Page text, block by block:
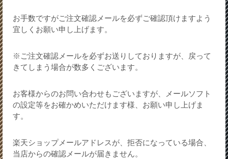
お手数ですがご注文確認メールを必ずご確認頂けますよう
宜しくお願い申し上げます。
※ご注文確認メールを必ずお送りしておりますが、戻って
きてしまう場合が数多くございます。
お客様からのお問い合わせもございますが、メールソフト
の設定等をお確かめいただけます様、お願い申し上げま
す。
楽天ショップメールアドレスが、拒否になっている場合、
当店からの確認メールが届きません。